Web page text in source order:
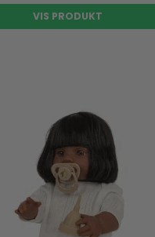
VIS PRODUKT